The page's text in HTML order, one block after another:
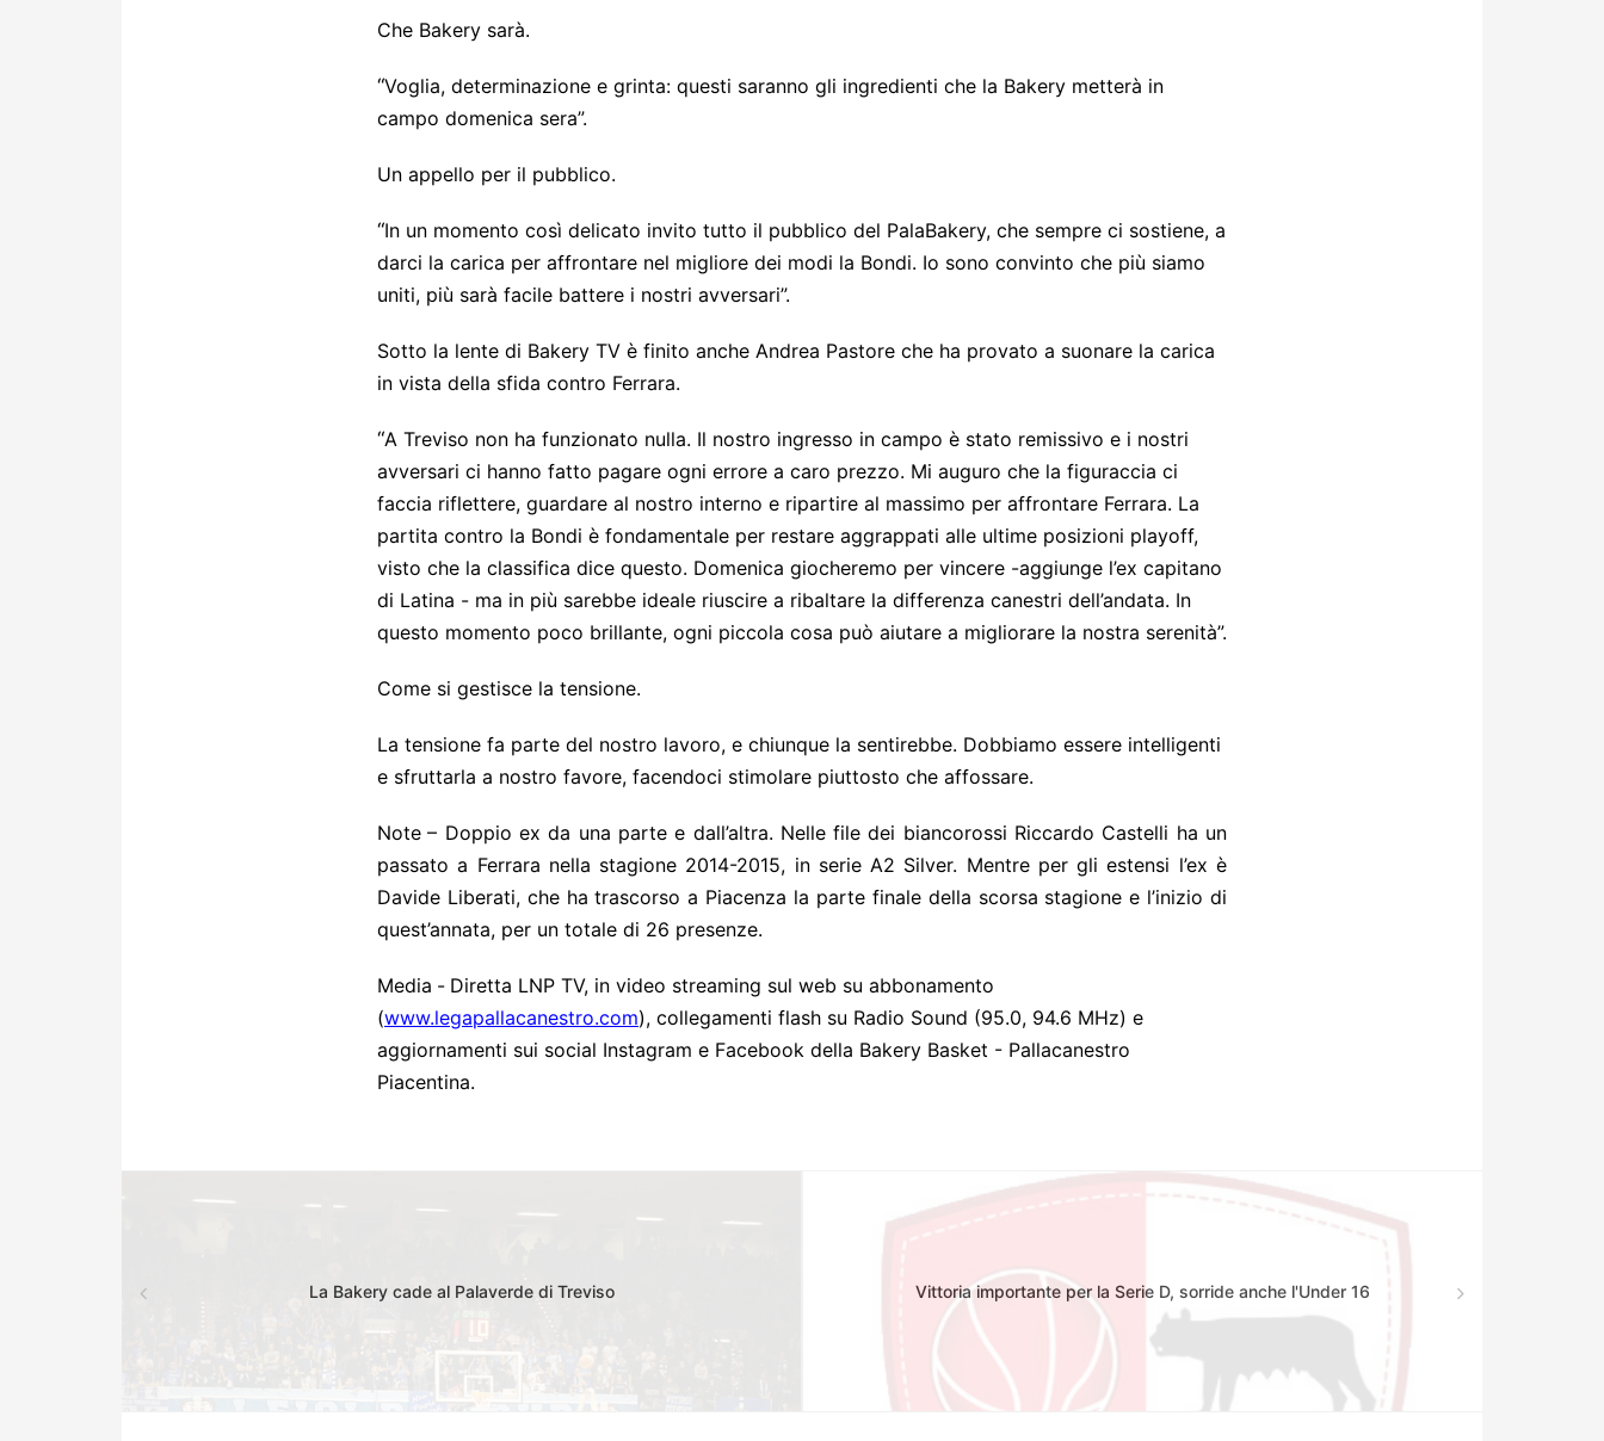
Che Bakery sarà.
“Voglia, determinazione e grinta: questi saranno gli ingredienti che la Bakery metterà in
campo domenica sera”.
Un appello per il pubblico.
“In un momento così delicato invito tutto il pubblico del PalaBakery, che sempre ci sostiene, a
darci la carica per affrontare nel migliore dei modi la Bondi. Io sono convinto che più siamo
uniti, più sarà facile battere i nostri avversari”.
Sotto la lente di Bakery TV è finito anche Andrea Pastore che ha provato a suonare la carica
in vista della sfida contro Ferrara.
“A Treviso non ha funzionato nulla. Il nostro ingresso in campo è stato remissivo e i nostri
avversari ci hanno fatto pagare ogni errore a caro prezzo. Mi auguro che la figuraccia ci
faccia riflettere, guardare al nostro interno e ripartire al massimo per affrontare Ferrara. La
partita contro la Bondi è fondamentale per restare aggrappati alle ultime posizioni playoff,
visto che la classifica dice questo. Domenica giocheremo per vincere -aggiunge l’ex capitano
di Latina - ma in più sarebbe ideale riuscire a ribaltare la differenza canestri dell’andata. In
questo momento poco brillante, ogni piccola cosa può aiutare a migliorare la nostra serenità”.
Come si gestisce la tensione.
La tensione fa parte del nostro lavoro, e chiunque la sentirebbe. Dobbiamo essere intelligenti
e sfruttarla a nostro favore, facendoci stimolare piuttosto che affossare.
Note – Doppio ex da una parte e dall’altra. Nelle file dei biancorossi Riccardo Castelli ha un
passato a Ferrara nella stagione 2014-2015, in serie A2 Silver. Mentre per gli estensi l’ex è
Davide Liberati, che ha trascorso a Piacenza la parte finale della scorsa stagione e l’inizio di
quest’annata, per un totale di 26 presenze.
Media - Diretta LNP TV, in video streaming sul web su abbonamento
(www.legapallacanestro.com), collegamenti flash su Radio Sound (95.0, 94.6 MHz) e
aggiornamenti sui social Instagram e Facebook della Bakery Basket - Pallacanestro
Piacentina.
La Bakery cade al Palaverde di Treviso Vittoria importante per la Serie D, sorride anche l'Under 16